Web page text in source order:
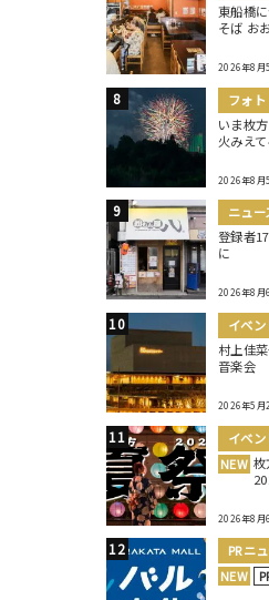
東船橋
そば お
2026年8月
フォト
いま枚
火みえ
2026年8月
ニュー
登録者
に
2026年8月
イベン
村上佳
音楽会
2026年5月
イベン
NEW 枚
2026年8月
PRニ
NEW